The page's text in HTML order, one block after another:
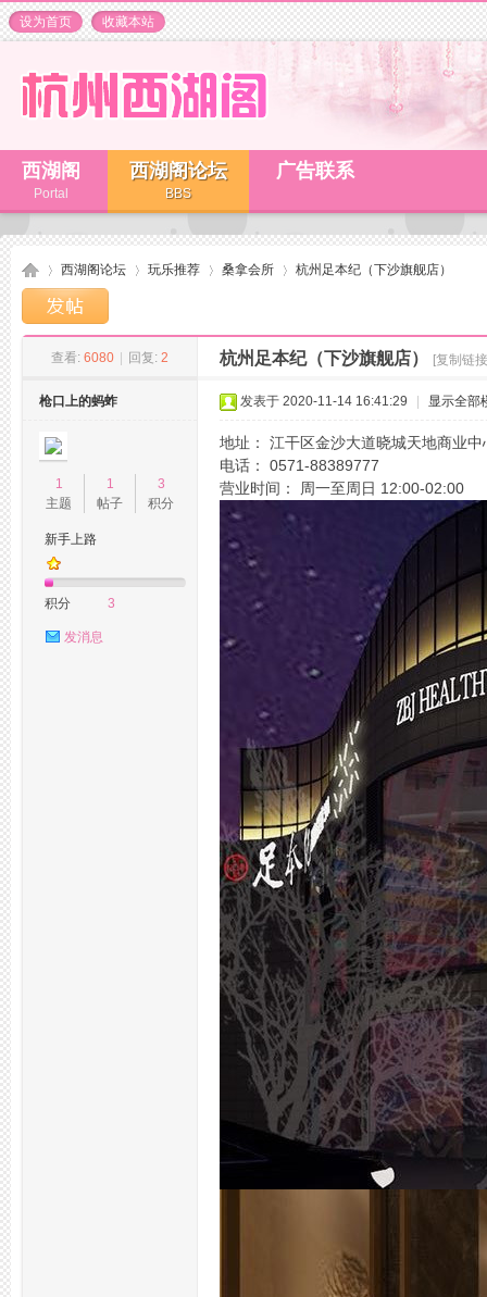
设为首页 收藏本站
西湖阁
Portal
西湖阁论坛
BBS
广告联系
西湖阁论坛
›
玩乐推荐 桑拿会所
›
杭州足本纪（下沙旗舰店）
查看: 6080 回复: 2 杭州足本纪（下沙旗舰店） [复制链
枪口上的蚂蚱
1
主题
1
帖子
3
积分
新手上路
积分 3
发消息
发表于 2020-11-14 16:41:29 显示全部
地址： 江干区金沙大道晓城天地商业中
电话： 0571-88389777
营业时间： 周一至周日 12:00-02:00